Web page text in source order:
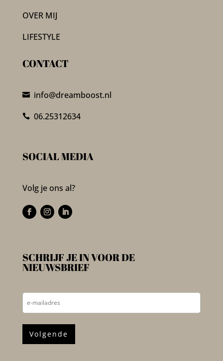
OVER MIJ
LIFESTYLE
CONTACT
 info@dreamboost.nl
 06.25312634
SOCIAL MEDIA
Volg je ons al?
SCHRIJF JE IN VOOR DE
NIEUWSBRIEF
mailadres